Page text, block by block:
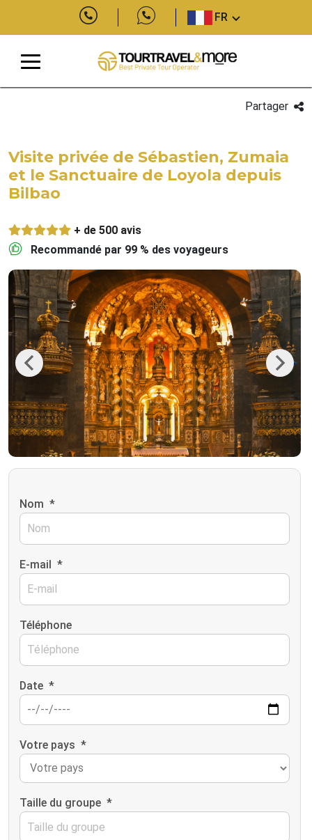
FR
Partager
Visite privée de Sébastien, Zumaia
et le Sanctuaire de Loyola depuis
Bilbao
+ de 500 avis
Recommandé par 99 % des voyageurs
Previous Next
Nom *
E-mail *
Téléphone
Date *
Votre pays *
Taille du groupe *